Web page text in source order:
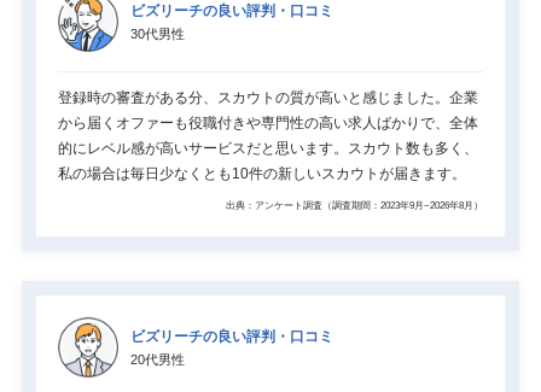
ビズリーチの良い評判・口コミ
30代男性
登録時の審査がある分、スカウトの質が高いと感じました。企業
から届くオファーも役職付きや専門性の高い求人ばかりで、全体
的にレベル感が高いサービスだと思います。スカウト数も多く、
私の場合は毎日少なくとも10件の新しいスカウトが届きます。
出典：アンケート調査（調査期間：2023年9月~2026年8月）
ビズリーチの良い評判・口コミ
20代男性